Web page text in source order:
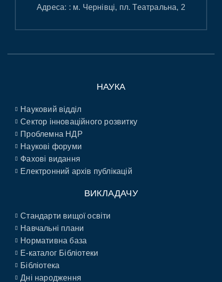
Адреса: : м. Чернівці, пл. Театральна, 2
НАУКА
Науковий відділ
Сектор інноваційного розвитку
Проблемна НДР
Наукові форуми
Фахові видання
Електронний архів публікацій
ВИКЛАДАЧУ
Стандарти вищої освіти
Навчальні плани
Нормативна база
E-каталог Бібліотеки
Бібліотека
Дні народження